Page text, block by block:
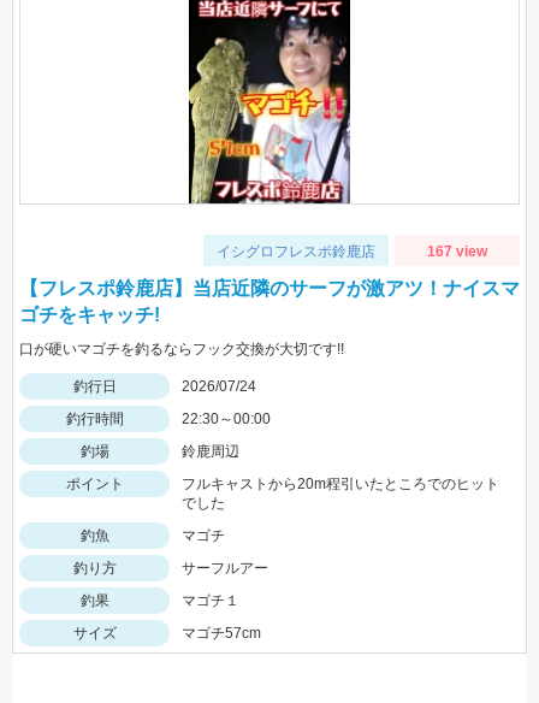
イシグロフレスポ鈴鹿店 167 view
【フレスポ鈴鹿店】当店近隣のサーフが激アツ！ナイスマ
ゴチをキャッチ!
口が硬いマゴチを釣るならフック交換が大切です!!
釣行日
2026/07/24
釣行時間
22:30～00:00
釣場
鈴鹿周辺
ポイント
フルキャストから20m程引いたところでのヒット
でした
釣魚
マゴチ
釣り方
サーフルアー
釣果
マゴチ１
サイズ
マゴチ57cm